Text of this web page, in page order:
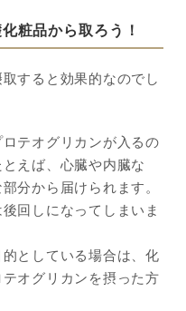
粧品から取ろう！
すると効果的なのでし
テオグリカンが入るの
えば、心臓や内臓な
分から届けられます。
回しになってしまいま
としている場合は、化
オグリカンを摂った方